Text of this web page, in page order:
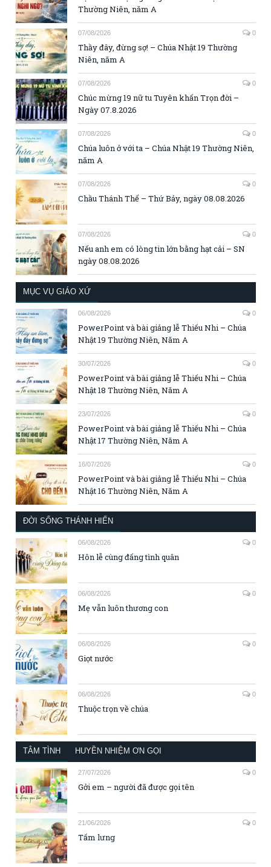
Thường Niên, năm A
07/08/2026 0
Thầy đây, đừng sợ! – Chúa Nhật 19 Thường
Niên, năm A
07/08/2026 0
Chúc mừng 19 nữ tu Tuyên khấn Trọn đời –
Ngày 07.8.2026
07/08/2026 0
Chúa luôn ở với ta – Chúa Nhật 19 Thường Niên,
năm A
07/08/2026 0
Chầu Thánh Thể – Thứ Bảy, ngày 08.08.2026
07/08/2026 0
Nếu anh em có lòng tin lớn bằng hạt cải – SN
ngày 08.08.2026
MỤC VỤ GIÁO XỨ
06/08/2026 0
PowerPoint và bài giảng lễ Thiếu Nhi – Chúa
Nhật 19 Thường Niên, Năm A
30/07/2026 0
PowerPoint và bài giảng lễ Thiếu Nhi – Chúa
Nhật 18 Thường Niên, Năm A
23/07/2026 0
PowerPoint và bài giảng lễ Thiếu Nhi – Chúa
Nhật 17 Thường Niên, Năm A
16/07/2026 0
PowerPoint và bài giảng lễ Thiếu Nhi – Chúa
Nhật 16 Thường Niên, Năm A
ĐỜI SỐNG THÁNH HIẾN
06/08/2026 0
Hôn lễ cùng đấng tình quân
06/08/2026 0
Mẹ vẫn luôn thương con
06/08/2026 0
Giọt nước
06/08/2026 0
Thuộc trọn về chúa
TÂM TÌNH HUYỀN NHIỆM ƠN GỌI
27/07/2026 0
Gởi em – người đã được gọi tên
21/06/2026 0
Tấm lưng